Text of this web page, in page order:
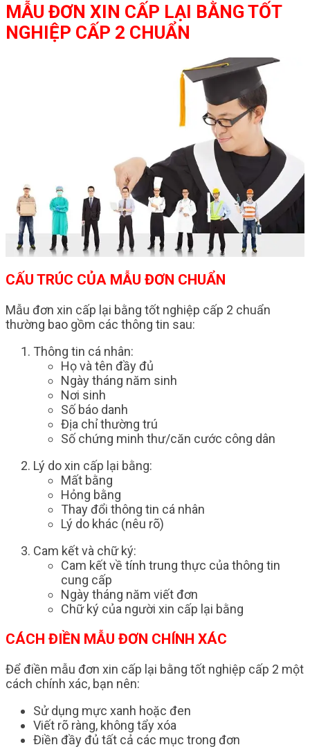
MẪU ĐƠN XIN CẤP LẠI BẰNG TỐT
NGHIỆP CẤP 2 CHUẨN
CẤU TRÚC CỦA MẪU ĐƠN CHUẨN
Mẫu đơn xin cấp lại bằng tốt nghiệp cấp 2 chuẩn
thường bao gồm các thông tin sau:
Thông tin cá nhân:
Họ và tên đầy đủ
Ngày tháng năm sinh
Nơi sinh
Số báo danh
Địa chỉ thường trú
Số chứng minh thư/căn cước công dân
Lý do xin cấp lại bằng:
Mất bằng
Hỏng bằng
Thay đổi thông tin cá nhân
Lý do khác (nêu rõ)
Cam kết và chữ ký:
Cam kết về tính trung thực của thông tin
cung cấp
Ngày tháng năm viết đơn
Chữ ký của người xin cấp lại bằng
CÁCH ĐIỀN MẪU ĐƠN CHÍNH XÁC
Để điền mẫu đơn xin cấp lại bằng tốt nghiệp cấp 2 một
cách chính xác, bạn nên:
Sử dụng mực xanh hoặc đen
Viết rõ ràng, không tẩy xóa
Điền đầy đủ tất cả các mục trong đơn